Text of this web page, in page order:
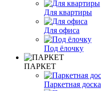
Для квартиры
Для офиса
Под ёлочку
ПАРКЕТ
Паркетная доска